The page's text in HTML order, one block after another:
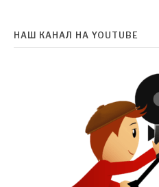
НАШ КАНАЛ НА YOUTUBE